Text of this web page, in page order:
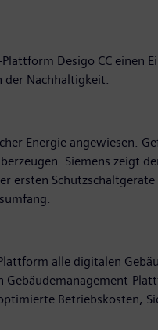
Desigo CC einen
Nachhaltigkeit.
Energie angewiesen.
Siemens zeigt
ersten
alle digitalen
Betriebskosten,